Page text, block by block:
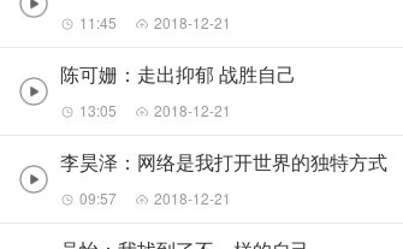
11:45 2018-12-21
陈可姗：走出抑郁 战胜自己
13:05 2018-12-21
李昊泽：网络是我打开世界的独特方式
09:57 2018-12-21